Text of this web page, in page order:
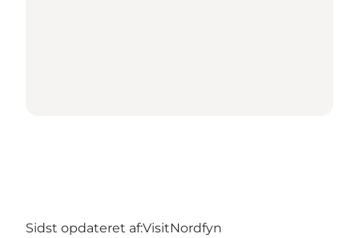
Sidst opdateret af:VisitNordfyn